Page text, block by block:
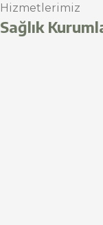
Hizmetlerimiz
Sağlık